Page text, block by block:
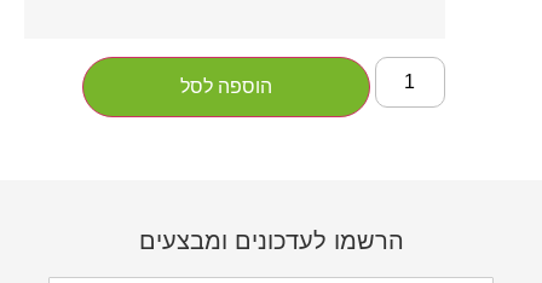
הוספה לסל
הרשמו לעדכונים ומבצעים